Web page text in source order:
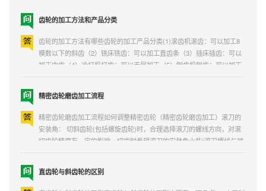
模数以下的斜齿（2）铣床铣齿：可以加工直齿条（3）插床插齿：可以
加工内齿（4）冷打机打齿：可以无屑加工（5）刨齿机刨齿：可以加工
安装角： 切斜齿轮(包括螺旋齿轮)时，合理选择滚刀的螺线方向，对滚
切齿轮精度有一定的影响。切齿时希望滚刀的安装角小些(滚刀螺线与被